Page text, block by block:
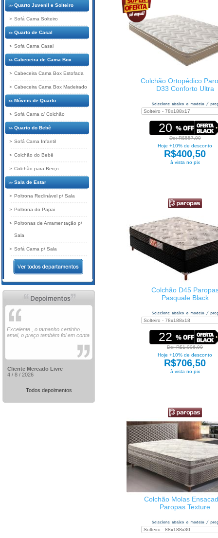
Colchão Ortopédico
D33 Conforto Ultra
20
De: R$557,00
Hoje +10% de desconto
R$400,50
à vista no pix
Colchão D45
Pasquale Black
22
De: R$1.006,00
Hoje +10% de desconto
R$706,50
à vista no pix
Colchão Molas
Paropas Texture
Quarto Juvenil e Solteiro
Sofá Cama Solteiro
Quarto de Casal
Sofá Cama Casal
Cabeceira de Cama Box
Cabeceira Cama Box Estofada
Cabeceira Cama Box Madeirado
Móveis de Quarto
Sofá Cama c/ Colchão
Quarto do Bebê
Sofá Cama Infantil
Colchão do Bebê
Colchão para Berço
Sala de Estar
Poltrona Reclinável p/ Sala
Poltrona do Papai
Poltronas de Amamentação p/
Sala
Sofá Cama p/ Sala
Excelente , o tamanho certinho ,
amei, o preço também foi em conta
Cliente Mercado Livre
4 / 8 / 2026
Todos depoimentos